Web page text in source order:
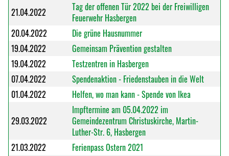
21.04.2022
Tag der offenen Tür 2022 bei der Freiwilligen
Feuerwehr Hasbergen
20.04.2022
Die grüne Hausnummer
19.04.2022
Gemeinsam Prävention gestalten
19.04.2022
Testzentren in Hasbergen
07.04.2022
Spendenaktion - Friedenstauben in die Welt
01.04.2022
Helfen, wo man kann - Spende von Ikea
29.03.2022
Impftermine am 05.04.2022 im
Gemeindezentrum Christuskirche, Martin-
Luther-Str. 6, Hasbergen
21.03.2022
Ferienpass Ostern 2021